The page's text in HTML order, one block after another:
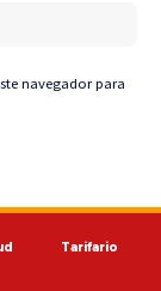
navegador para
Tarifario